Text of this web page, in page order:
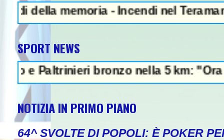
memoria - Incendi nel Teramano,
SPORT NEWS
bronzo nella 5 km: "Ora ci
NOTIZIA IN PRIMO PIANO
64^ SVOLTE DI POPOLI: È POKER
NEWS IN